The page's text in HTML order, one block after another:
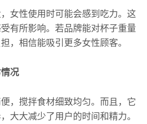
女性使用时可能会感到吃力。这
有所影响。若品牌能对杯子重量
，相信能吸引更多女性顾客。
况
，搅拌食材细致均匀。而且，它
大大减少了用户的时间和精力。